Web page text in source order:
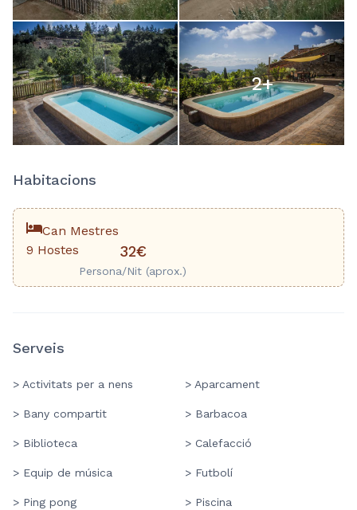
2+
Habitacions
Can Mestres
9 Hostes
32€
Persona/Nit (aprox.)
Serveis
> Activitats per a nens > Aparcament
> Bany compartit > Barbacoa
> Biblioteca > Calefacció
> Equip de música > Futbolí
> Ping pong > Piscina